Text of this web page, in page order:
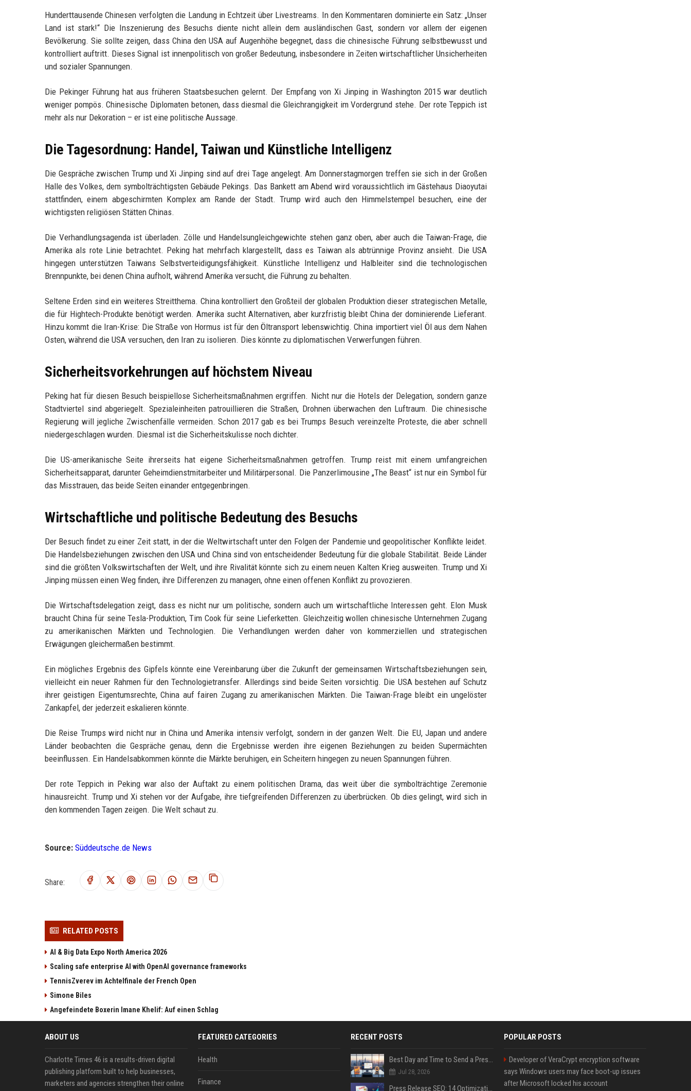
Hunderttausende Chinesen verfolgten die Landung in Echtzeit über Livestreams. In den Kommentaren dominierte ein Satz: „Unser
Land ist stark!“ Die Inszenierung des Besuchs diente nicht allein dem ausländischen Gast, sondern vor allem der eigenen
Bevölkerung. Sie sollte zeigen, dass China den USA auf Augenhöhe begegnet, dass die chinesische Führung selbstbewusst und
kontrolliert auftritt. Dieses Signal ist innenpolitisch von großer Bedeutung, insbesondere in Zeiten wirtschaftlicher Unsicherheiten
und sozialer Spannungen.
Die Pekinger Führung hat aus früheren Staatsbesuchen gelernt. Der Empfang von Xi Jinping in Washington 2015 war deutlich
weniger pompös. Chinesische Diplomaten betonen, dass diesmal die Gleichrangigkeit im Vordergrund stehe. Der rote Teppich ist
mehr als nur Dekoration – er ist eine politische Aussage.
Die Tagesordnung: Handel, Taiwan und Künstliche Intelligenz
Die Gespräche zwischen Trump und Xi Jinping sind auf drei Tage angelegt. Am Donnerstagmorgen treffen sie sich in der Großen
Halle des Volkes, dem symbolträchtigsten Gebäude Pekings. Das Bankett am Abend wird voraussichtlich im Gästehaus Diaoyutai
stattfinden, einem abgeschirmten Komplex am Rande der Stadt. Trump wird auch den Himmelstempel besuchen, eine der
wichtigsten religiösen Stätten Chinas.
Die Verhandlungsagenda ist überladen. Zölle und Handelsungleichgewichte stehen ganz oben, aber auch die Taiwan-Frage, die
Amerika als rote Linie betrachtet. Peking hat mehrfach klargestellt, dass es Taiwan als abtrünnige Provinz ansieht. Die USA
hingegen unterstützen Taiwans Selbstverteidigungsfähigkeit. Künstliche Intelligenz und Halbleiter sind die technologischen
Brennpunkte, bei denen China aufholt, während Amerika versucht, die Führung zu behalten.
Seltene Erden sind ein weiteres Streitthema. China kontrolliert den Großteil der globalen Produktion dieser strategischen Metalle,
die für Hightech-Produkte benötigt werden. Amerika sucht Alternativen, aber kurzfristig bleibt China der dominierende Lieferant.
Hinzu kommt die Iran-Krise: Die Straße von Hormus ist für den Öltransport lebenswichtig. China importiert viel Öl aus dem Nahen
Osten, während die USA versuchen, den Iran zu isolieren. Dies könnte zu diplomatischen Verwerfungen führen.
Sicherheitsvorkehrungen auf höchstem Niveau
Peking hat für diesen Besuch beispiellose Sicherheitsmaßnahmen ergriffen. Nicht nur die Hotels der Delegation, sondern ganze
Stadtviertel sind abgeriegelt. Spezialeinheiten patrouillieren die Straßen, Drohnen überwachen den Luftraum. Die chinesische
Regierung will jegliche Zwischenfälle vermeiden. Schon 2017 gab es bei Trumps Besuch vereinzelte Proteste, die aber schnell
niedergeschlagen wurden. Diesmal ist die Sicherheitskulisse noch dichter.
Die US-amerikanische Seite ihrerseits hat eigene Sicherheitsmaßnahmen getroffen. Trump reist mit einem umfangreichen
Sicherheitsapparat, darunter Geheimdienstmitarbeiter und Militärpersonal. Die Panzerlimousine „The Beast“ ist nur ein Symbol für
das Misstrauen, das beide Seiten einander entgegenbringen.
Wirtschaftliche und politische Bedeutung des Besuchs
Der Besuch findet zu einer Zeit statt, in der die Weltwirtschaft unter den Folgen der Pandemie und geopolitischer Konflikte leidet.
Die Handelsbeziehungen zwischen den USA und China sind von entscheidender Bedeutung für die globale Stabilität. Beide Länder
sind die größten Volkswirtschaften der Welt, und ihre Rivalität könnte sich zu einem neuen Kalten Krieg ausweiten. Trump und Xi
Jinping müssen einen Weg finden, ihre Differenzen zu managen, ohne einen offenen Konflikt zu provozieren.
Die Wirtschaftsdelegation zeigt, dass es nicht nur um politische, sondern auch um wirtschaftliche Interessen geht. Elon Musk
braucht China für seine Tesla-Produktion, Tim Cook für seine Lieferketten. Gleichzeitig wollen chinesische Unternehmen Zugang
zu amerikanischen Märkten und Technologien. Die Verhandlungen werden daher von kommerziellen und strategischen
Erwägungen gleichermaßen bestimmt.
Ein mögliches Ergebnis des Gipfels könnte eine Vereinbarung über die Zukunft der gemeinsamen Wirtschaftsbeziehungen sein,
vielleicht ein neuer Rahmen für den Technologietransfer. Allerdings sind beide Seiten vorsichtig. Die USA bestehen auf Schutz
ihrer geistigen Eigentumsrechte, China auf fairen Zugang zu amerikanischen Märkten. Die Taiwan-Frage bleibt ein ungelöster
Zankapfel, der jederzeit eskalieren könnte.
Die Reise Trumps wird nicht nur in China und Amerika intensiv verfolgt, sondern in der ganzen Welt. Die EU, Japan und andere
Länder beobachten die Gespräche genau, denn die Ergebnisse werden ihre eigenen Beziehungen zu beiden Supermächten
beeinflussen. Ein Handelsabkommen könnte die Märkte beruhigen, ein Scheitern hingegen zu neuen Spannungen führen.
Der rote Teppich in Peking war also der Auftakt zu einem politischen Drama, das weit über die symbolträchtige Zeremonie
hinausreicht. Trump und Xi stehen vor der Aufgabe, ihre tiefgreifenden Differenzen zu überbrücken. Ob dies gelingt, wird sich in
den kommenden Tagen zeigen. Die Welt schaut zu.
Source: Süddeutsche.de News
Share:
RELATED POSTS
AI & Big Data Expo North America 2026
Scaling safe enterprise AI with OpenAI governance frameworks
TennisZverev im Achtelfinale der French Open
Simone Biles
Angefeindete Boxerin Imane Khelif: Auf einen Schlag
ABOUT US
Charlotte Times 46 is a results-driven digital
publishing platform built to help businesses,
marketers and agencies strengthen their online
FEATURED CATEGORIES
Health
Finance
RECENT POSTS
Best Day and Time to Send a Press Release for Media Pick Up
Jul 28, 2026
Press Release SEO: 14 Optimizations That Actually Move Rankings
POPULAR POSTS
Developer of VeraCrypt encryption software
says Windows users may face boot-up issues
after Microsoft locked his account